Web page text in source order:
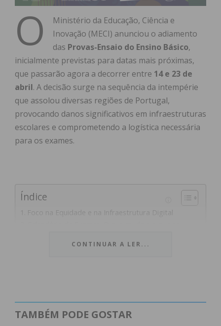
O
Ministério da Educação, Ciência e
Inovação (MECI) anunciou o adiamento
das Provas-Ensaio do Ensino Básico,
inicialmente previstas para datas mais próximas,
que passarão agora a decorrer entre 14 e 23 de
abril. A decisão surge na sequência da intempérie
que assolou diversas regiões de Portugal,
provocando danos significativos em infraestruturas
escolares e comprometendo a logística necessária
para os exames.
Índice
Foco na Equidade e na Infraestrutura Digital
Subscreva a newsletter do Imediato
Em comunicado, a tutela justifica a alteração com a
CONTINUAR A LER...
TAMBÉM PODE GOSTAR